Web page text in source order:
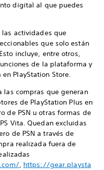
digital al que puedes
las actividades que
que solo están
incluye, entre otros,
de la plataforma y
PlayStation Store.
las compras que generan
de PlayStation Plus en
de PSN u otras formas de
Vita. Quedan excluidas
de PSN a través de
realizada fuera de
, https://gear.playsta